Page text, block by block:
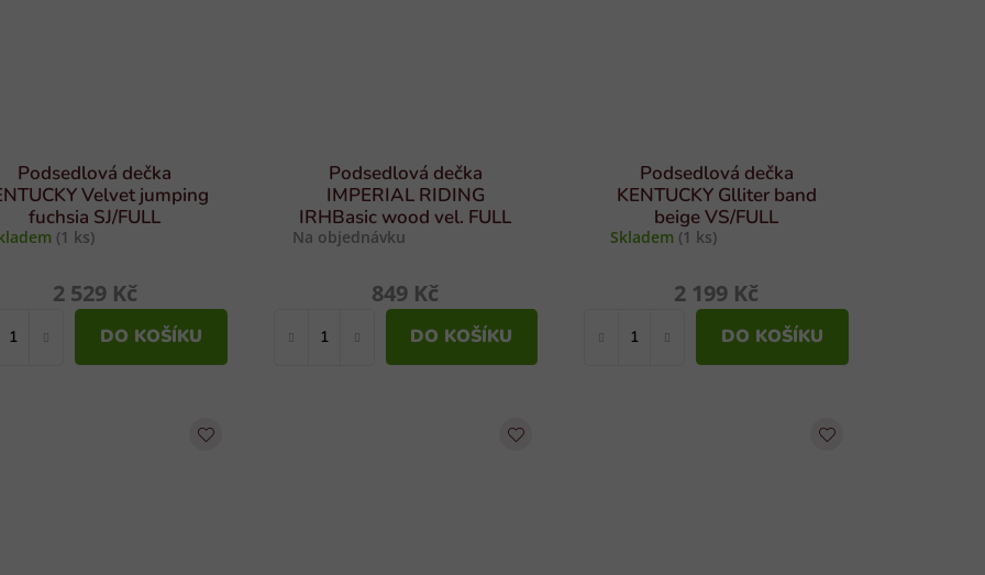
Podsedlová dečka
Velvet jumping
fuchsia SJ/FULL
(1 ks)
2 529 Kč
DO KOŠÍKU
Podsedlová dečka
IMPERIAL RIDING
IRHBasic wood vel. FULL
Na objednávku
849 Kč
DO KOŠÍKU
Podsedlová dečka
KENTUCKY Glliter band
beige VS/FULL
Skladem (1 ks)
2 199 Kč
DO KOŠÍKU